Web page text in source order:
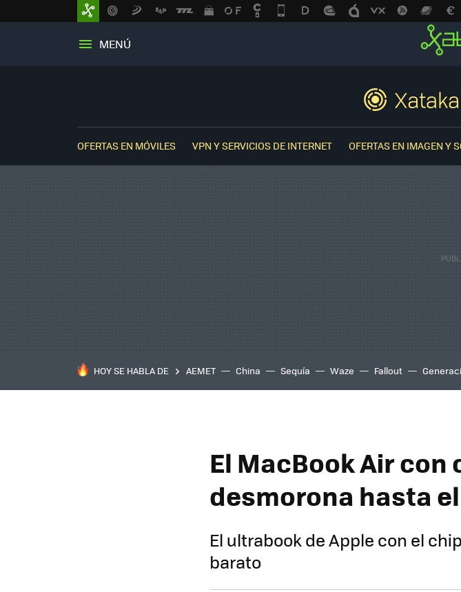
MENÚ
OFERTAS EN MÓVILES VPN Y SERVICIOS DE INTERNET OFERTAS EN IMAGEN Y
HOY SE HABLA DE AEMET China Sequía Waze Fallout
El MacBook Air con
desmorona hasta
El ultrabook de Apple con el
barato